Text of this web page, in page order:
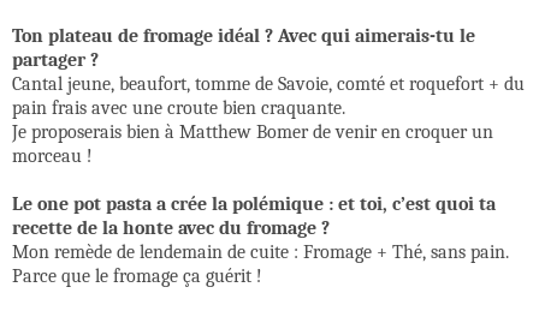
Ton plateau de fromage idéal ? Avec qui aimerais-tu le
partager ?
Cantal jeune, beaufort, tomme de Savoie, comté et roquefort + du
pain frais avec une croute bien craquante.
Je proposerais bien à Matthew Bomer de venir en croquer un
morceau !
Le one pot pasta a crée la polémique : et toi, c’est quoi ta
recette de la honte avec du fromage ?
Mon remède de lendemain de cuite : Fromage + Thé, sans pain.
Parce que le fromage ça guérit !